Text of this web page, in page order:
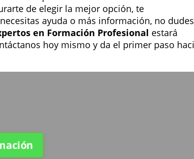
de elegir la mejor opción, te
ayuda o más información, no dudes
en Formación Profesional estará
hoy mismo y da el primer paso